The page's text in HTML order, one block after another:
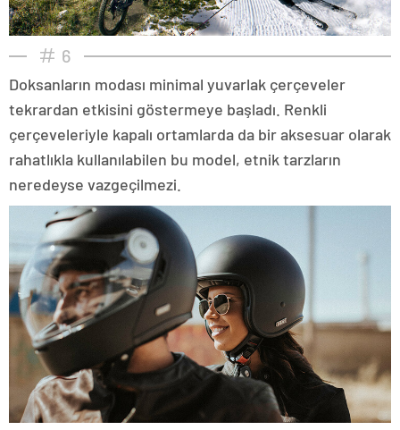
6
Doksanların modası minimal yuvarlak çerçeveler
tekrardan etkisini göstermeye başladı. Renkli
çerçeveleriyle kapalı ortamlarda da bir aksesuar olarak
rahatlıkla kullanılabilen bu model, etnik tarzların
neredeyse vazgeçilmezi.